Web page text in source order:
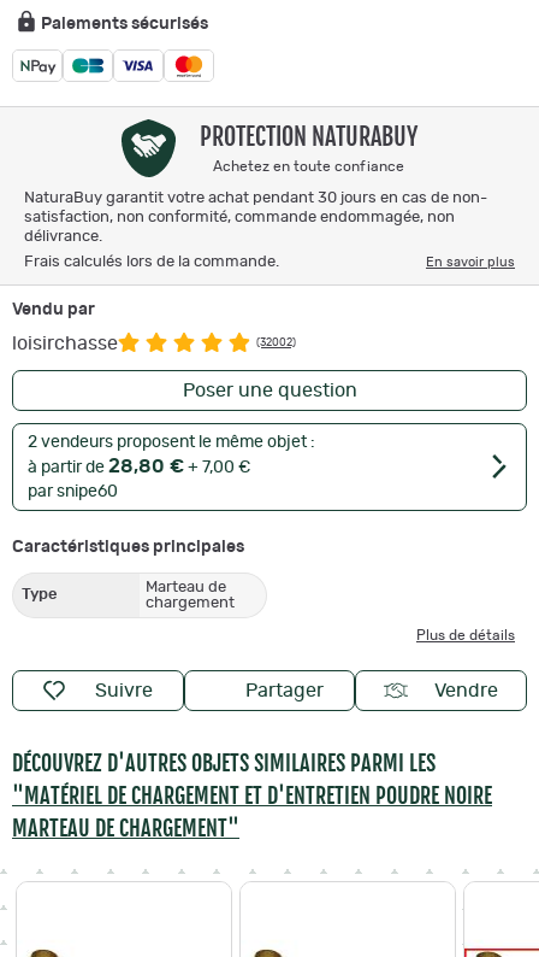
Paiements sécurisés
PROTECTION NATURABUY
Achetez en toute confiance
NaturaBuy garantit votre achat pendant 30 jours en cas de non-
satisfaction, non conformité, commande endommagée, non
délivrance.
Frais calculés lors de la commande.
En savoir plus
Vendu par
loisirchasse (32002)
Poser une question
2 vendeurs proposent le même objet :
à partir de 28,80 € + 7,00 €
par snipe60
Caractéristiques principales
Type
Marteau de
chargement
Plus de détails
Suivre Partager Vendre
DÉCOUVREZ D'AUTRES OBJETS SIMILAIRES PARMI LES
"MATÉRIEL DE CHARGEMENT ET D'ENTRETIEN POUDRE NOIRE
MARTEAU DE CHARGEMENT"